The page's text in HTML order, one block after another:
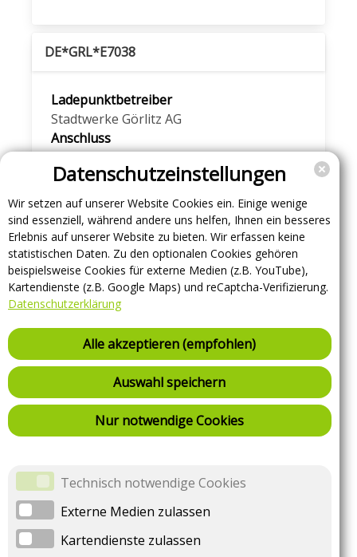
DE*GRL*E7038
Ladepunktbetreiber
Stadtwerke Görlitz AG
Anschluss
70381- CHAdeMO, 50 kW
70382- CCS, 50 kW
Adresse
Nikolaigraben 1
02826Görlitz
Tarif
Tarif wird geladen...
Tarif wird geladen...
Seite 1 von 3
Datenschutzeinstellungen
Wir setzen auf unserer Website Cookies ein. Einige wenige
sind essenziell, während andere uns helfen, Ihnen ein besseres
Erlebnis auf unserer Website zu bieten. Wir erfassen keine
statistischen Daten. Zu den optionalen Cookies gehören
beispielsweise Cookies für externe Medien (z.B. YouTube),
Kartendienste (z.B. Google Maps) und reCaptcha-Verifizierung.
Datenschutzerklärung
Alle akzeptieren (empfohlen)
Auswahl speichern
Nur notwendige Cookies
Technisch notwendige Cookies
Externe Medien zulassen
Kartendienste zulassen